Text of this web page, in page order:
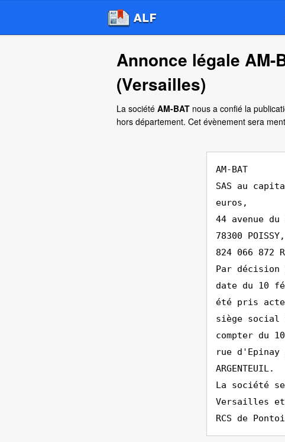
Annonce légale AM-
(Versailles)
La société AM-BAT nous a confié la
hors département. Cet évènement sera
AM-BAT
SAS au
euros,
44 avenue du
78300 POISSY,
824 066 872
Par décision
date du 10
été pris
siège
compter du
rue d'Epinay
ARGENTEUIL.
La société
Versailles
RCS de